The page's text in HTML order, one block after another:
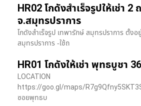
HR02 โกดังสำเร็จรูปให้เช่า 2
จ.สมุทรปราการ
โกดังสำเร็จรูป เทพารักษ์ สมุทรปราการ ตั้ง
สมุทรปราการ -ใช้ถ
HR01 โกดังให้เช่า พุทธบูชา 36
LOCATION
https://goo.gl/maps/
ซอยพุทธบ